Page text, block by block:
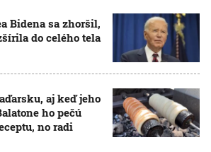
Bidena sa zhoršil,
do celého tela
aj keď jeho
ho pečú
no radi